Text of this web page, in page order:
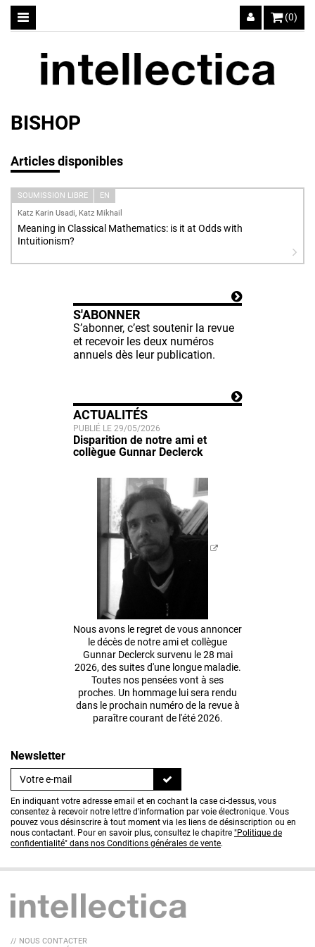
(0)
BISHOP
Articles disponibles
SOUMISSION LIBRE
EN
Katz Karin Usadi, Katz Mikhail
Meaning in Classical Mathematics: is it at Odds with
Intuitionism?
S'ABONNER
S’abonner, c’est soutenir la revue
et recevoir les deux numéros
annuels dès leur publication.
ACTUALITÉS
PUBLIÉ LE 29/05/2026
Disparition de notre ami et
collègue Gunnar Declerck
Nous avons le regret de vous annoncer
le décès de notre ami et collègue
Gunnar Declerck survenu le 28 mai
2026, des suites d'une longue maladie.
Toutes nos pensées vont à ses
proches. Un hommage lui sera rendu
dans le prochain numéro de la revue à
paraître courant de l'été 2026.
Newsletter
En indiquant votre adresse email et en cochant la case ci-dessus, vous
consentez à recevoir notre lettre d'information par voie électronique. Vous
pouvez vous désinscrire à tout moment via les liens de désinscription ou en
nous contactant. Pour en savoir plus, consultez le chapitre "Politique de
confidentialité" dans nos Conditions générales de vente.
// NOUS CONTACTER